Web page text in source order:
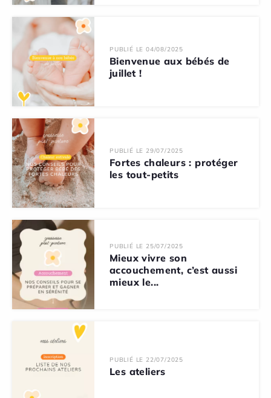
PUBLIÉ LE 04/08/2025
Bienvenue aux bébés de
juillet !
PUBLIÉ LE 29/07/2025
Fortes chaleurs : protéger
les tout-petits
PUBLIÉ LE 25/07/2025
Mieux vivre son
accouchement, c’est aussi
mieux le...
PUBLIÉ LE 22/07/2025
Les ateliers